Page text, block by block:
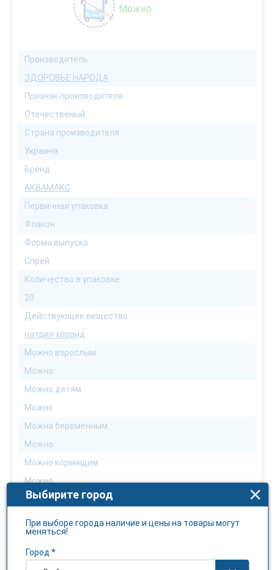
Можно
Производитель
ЗДОРОВЬЕ НАРОДА
Признак производителя
Отечественый
Страна производителя
Украина
Бренд
АКВАМАКС
Первичная упаковка
Флакон
Форма выпуска
Спрей
Количество в упаковке
20
Действующее вещество
натрия хлорид
Можно взрослым
Можно
Можно детям
Можно
Можна беременным
Можно
Можно кормящим
Можно
Можно аллергикам
С осторожностью
Можно диабетикам
Можно
Выбирите город
При выборе города наличие и цены на товары могут
меняться!
Город *